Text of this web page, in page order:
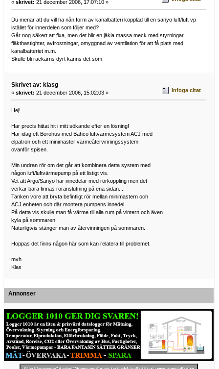
« skrivet: 21 december 2006, 17:07:10 »
Du menar att du vill ha nån form av kanalbatteri kopplad till en sanyo luft/luft vp
istället för innerdelen som följer med?
Går nog säkert att fixa, men det blir en jäkla massa meck med styrningar,
fläkthastighter, avfrostningar, omyggnad av ventilation för att få plats med
kanalbatteriet m.m.
Skulle bli rackarns dyrt känns det som.
Skrivet av: klasg
« skrivet: 21 december 2006, 15:02:03 » Infoga citat
Hej!
Har precis hittat hit i mitt sökande efter en lösning!
Har idag ett Borohus med Bahco luftvärmesystem ACJ med
elpatron och ett minimaster värmeåtervinningssystem
ovanför spisen.
Min undran rör om det går att kombinera detta system med
någon luft/luftvärmepump på ett listigt vis.
Vet att Argo/Sanyo har innedelar med rörkoppling men det
verkar bara finnas röranslutning på ena sidan....
Tanken vore att bryta befintligt rör mellan minimastern och
ACJ enheten och där montera pumpens innedel.
På detta vis skulle man få värme till alla rum på vintern och även
kyla på sommaren.
Naturligtvis stänger man av återvinningen på sommaren.
Hoppas det finns någon här som kan relatera till problemet.
mvh
Klas
Annonser